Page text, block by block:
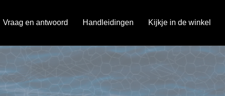
Vraag en antwoord Handleidingen Kijkje in de winkel